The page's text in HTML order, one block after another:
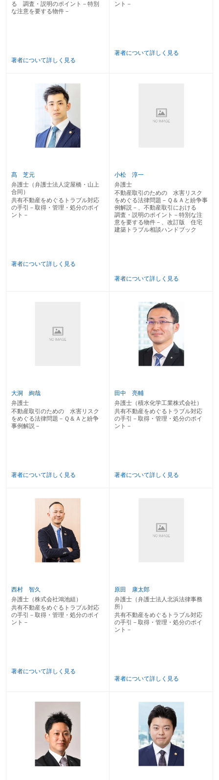
る 調査・説明のポイント－特別
な注意を要する物件－
著者について詳しく見る
ント－
著者について詳しく見る
髙 芝元
弁護士（弁護士法人淀屋橋・山上
合同）
共有不動産をめぐるトラブル対応
の手引－取得・管理・処分のポイ
ント－
著者について詳しく見る
小松 淳一
弁護士
不動産取引のための 水害リスク
をめぐる法律問題－Ｑ＆Ａと紛争事
例解説－、不動産取引における
調査・説明のポイント－特別な注
意を要する物件－、改訂版 住宅
建築トラブル相談ハンドブック
著者について詳しく見る
大洞 絢哉
弁護士
不動産取引のための 水害リスク
をめぐる法律問題－Ｑ＆Ａと紛争
事例解説－
著者について詳しく見る
田中 亮輔
弁護士（積水化学工業株式会社）
共有不動産をめぐるトラブル対応
の手引－取得・管理・処分のポイ
ント－
著者について詳しく見る
西村 智久
弁護士（株式会社鴻池組）
共有不動産をめぐるトラブル対応
の手引－取得・管理・処分のポイ
ント－
著者について詳しく見る
原田 康太郎
弁護士（弁護士法人北浜法律事務
所）
共有不動産をめぐるトラブル対応
の手引－取得・管理・処分のポイ
ント－
著者について詳しく見る